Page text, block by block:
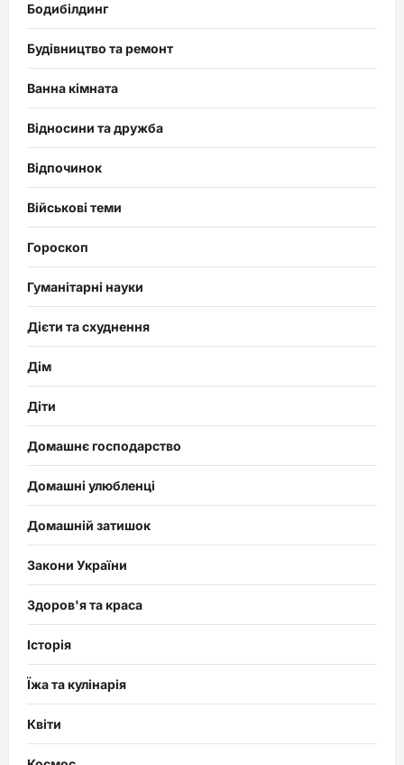
Бодибілдинг
Будівництво та ремонт
Ванна кімната
Відносини та дружба
Відпочинок
Військові теми
Гороскоп
Гуманітарні науки
Дієти та схуднення
Дім
Діти
Домашнє господарство
Домашні улюбленці
Домашній затишок
Закони України
Здоров'я та краса
Історія
Їжа та кулінарія
Квіти